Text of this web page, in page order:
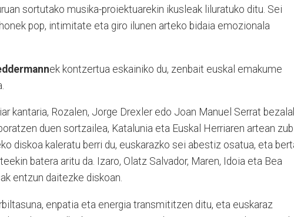
sortutako musika-proiektuarekin ikusleak liluratuko ditu. Sei
pop, intimitate eta giro ilunen arteko bidaia emozionala
ek kontzertua eskainiko du, zenbait euskal emakume
kantaria, Rozalen, Jorge Drexler edo Joan Manuel Serrat
duen sortzailea, Katalunia eta Euskal Herriaren artean
diskoa kaleratu berri du, euskarazko sei abestiz osatua, eta
batera aritu da. Izaro, Olatz Salvador, Maren, Idoia eta Bea
entzun daitezke diskoan.
enpatia eta energia transmititzen ditu, eta euskaraz